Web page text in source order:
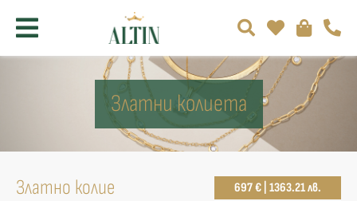
Златни колиета
Златно колие 697 € | 1363.21 лв.